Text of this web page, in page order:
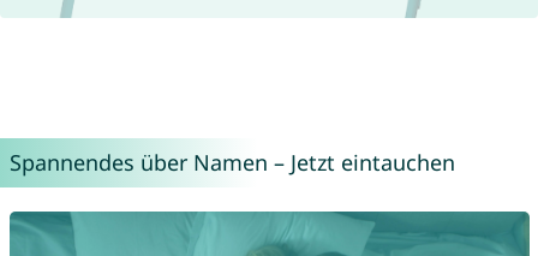
Spannendes über Namen – Jetzt eintauchen